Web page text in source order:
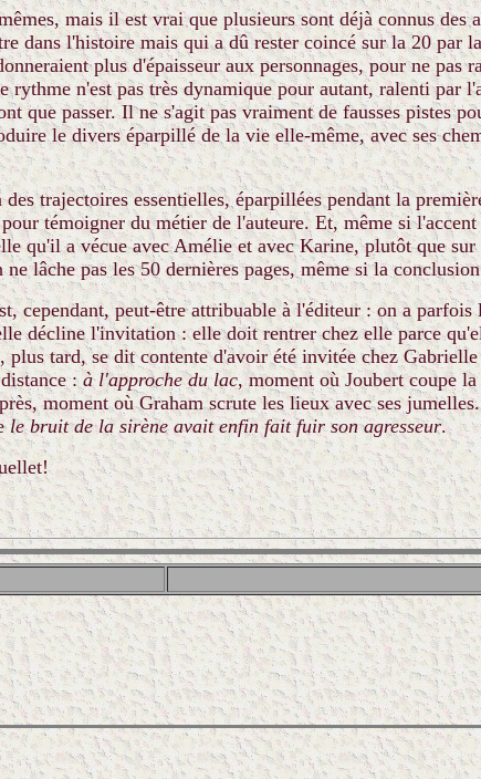
mais il est vrai que plusieurs sont déjà connus
l'histoire mais qui a dû rester coincé sur la 20 par
plus d'épaisseur aux personnages, pour ne pas
n'est pas très dynamique pour autant, ralenti par
que passer. Il ne s'agit pas vraiment de fausses pistes
le divers éparpillé de la vie elle-même, avec ses
trajectoires essentielles, éparpillées pendant la
témoigner du métier de l'auteure. Et, même si
qu'il a vécue avec Amélie et avec Karine, plutôt que
lâche pas les 50 dernières pages, même si la
cependant, peut-être attribuable à l'éditeur : on a
décline l'invitation : elle doit rentrer chez elle parce
tard, se dit contente d'avoir été invitée chez
:à l'approche du lac, moment où Joubert coupe
moment où Graham scrute les lieux avec ses
le bruit de la sirène avait enfin fait fuir son agresseur.